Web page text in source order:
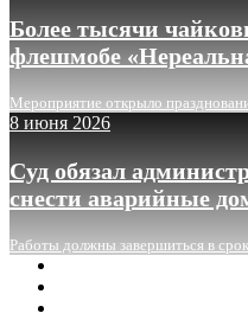
Более тысячи
флешмобе
Мероприятие открыло
8 июня 2026
Суд обязал
снести аварийные
Работы должны завершиться в